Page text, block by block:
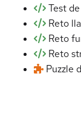
Test
Reto
Reto
Reto
Puzzle